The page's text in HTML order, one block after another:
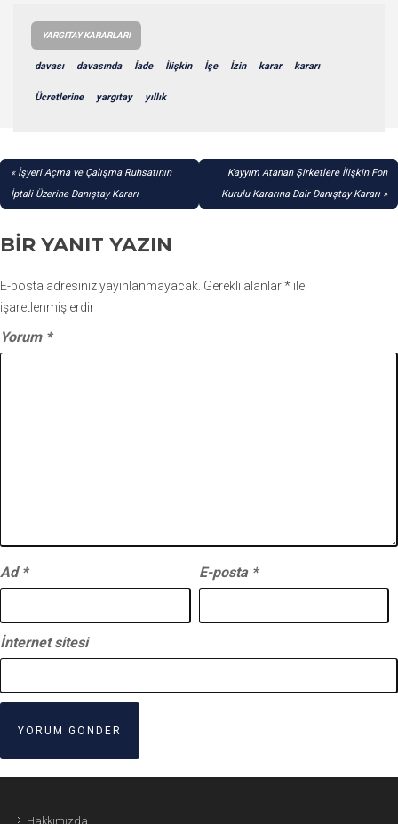
YARGITAY KARARLARI
davası davasında İade İlişkin İşe İzin karar kararı
Ücretlerine yargıtay yıllık
YAZI
GEZINMESI
İşyeri Açma ve Çalışma Ruhsatının
İptali Üzerine Danıştay Kararı
Kayyım Atanan Şirketlere İlişkin Fon
Kurulu Kararına Dair Danıştay Kararı
BIR YANIT YAZIN
E-posta adresiniz yayınlanmayacak. Gerekli alanlar* ile
işaretlenmişlerdir
Yorum *
Ad * E-posta *
İnternet sitesi
Hakkımızda